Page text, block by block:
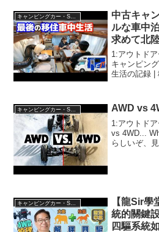
中古キャ
ルな車中
求めて北
内見旅
1:アウトド
キャンピン
生活の記録 |
き
キャンピングカー・SUV人気車種 AWD vs
1:アウトド
vs 4WD...
らしいぞ、
【龍Sir
統的關鍵
四驅系統